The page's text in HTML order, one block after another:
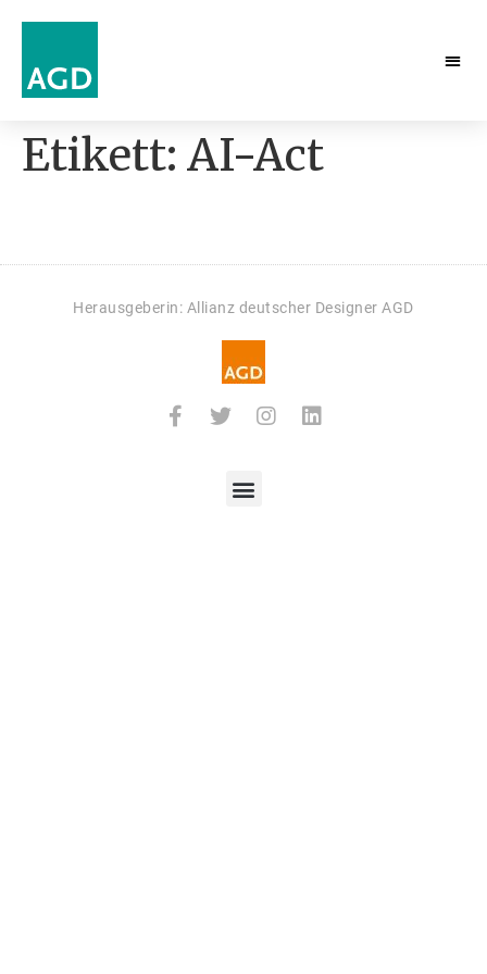
Etikett: AI-Act
Herausgeberin: Allianz deutscher Designer AGD